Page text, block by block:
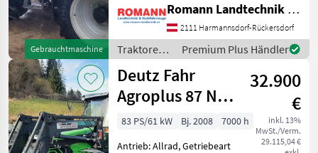
Gebrauchtmaschine
Fahrzeugpapiere
vorhanden, Radio,
gefederte Vorderachse,
Klimaanlage,
Außenbedienung
Heckzapfwelle, Abgasstufe:
Romann Landtechnik & Nutzfahrzeuge e.U.
2111 Harmannsdorf-Rückersdorf
Traktoren /
Deutz Fahr
Premium Plus Händler
Deutz Fahr
Agroplus 87 Neu
Lim. Edition
32.900
€
inkl. 13%
MwSt./Verm.
29.115,04 €
83 PS/61 kW Bj. 2008
7000 h
Antrieb: Allrad, Getriebeart